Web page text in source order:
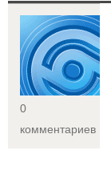
<
0
комментариев